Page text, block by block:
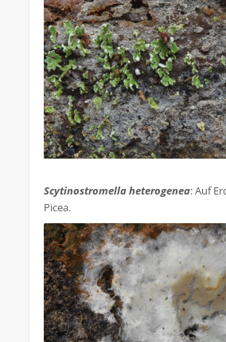
Scytinostromella heterogenea: Auf
Picea.